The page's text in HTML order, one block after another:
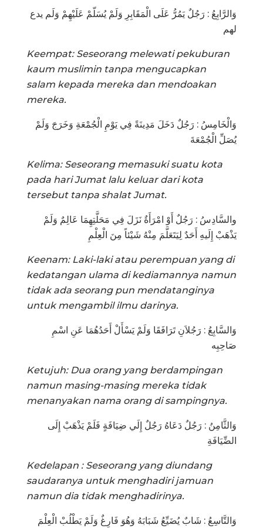
وَالرَّابِعُ : رَجُلٌ يَمُرُّ عَلَى الْمَقَابِرِ وَلَمْ يُسَلّمْ عَلَيْهِمْ وَلَم يدع
لهم
Keempat: Seseorang melewati pekuburan
kaum muslimin tanpa mengucapkan
salam kepada mereka dan mendoakan
mereka.
وَالْخَامِسُ : رَجُلٌ دَخَلَ مَدِينَةً فِي يَوْمِ الْجُمْعَةِ وَخَرَجَ وَلَمْ
يُصَلِّ الْجُمْعَةَ
Kelima: Seseorang memasuki suatu kota
pada hari Jumat lalu keluar dari kota
tersebut tanpa shalat Jumat.
والسَّادِسُ : رَجُلٌ أَوْ امْرَأَةٌ نَزَلَ فِي مَحَلَّتِهِمَا عَالِمٌ وَلَمْ
يَذْهَبْ إِلَيهِ أَحَدٌ لِيَتَعَلَّمَ مِنْهُ شَيْئاً مِنَ الْعِلْمِ
Keenam: Laki-laki atau perempuan yang di
kedatangan ulama di kediamannya namun
tidak ada seorang pun mendatanginya
untuk mengambil ilmu darinya.
وَالسَّابِعُ : رَجُلاَنِ تَرَافَقَا وَلَمْ يَسْأَلْ أَحَدُهُمَا عَنِ اسْمِ
صَاحِبِه
Ketujuh: Dua orang yang berdampingan
namun masing-masing mereka tidak
menanyakan nama orang di sampingnya.
وَالثَّامِنُ : رَجُلٌ دَعَاهُ رَجُلٌ إِلَي ضِيَافَةٍ فَلَمْ يَذْهَبْ إِلَى
الضِّيَافَةِ
Kedelapan : Seseorang yang diundang
saudaranya untuk menghadiri jamuan
namun dia tidak menghadirinya.
وَالتَّاسِعُ : شَابٌ يُضَيِّعُ شَبَابَهُ وَهُوَ فَارِغٌ وَلَمْ يَطْلُبْ الْعِلْمَ